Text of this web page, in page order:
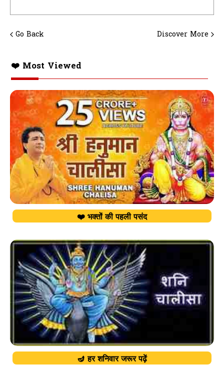
Go Back Discover More
❤️ Most Viewed
❤️ भक्तों की पहली पसंद
🪔 हर शनिवार जरूर पढ़ें